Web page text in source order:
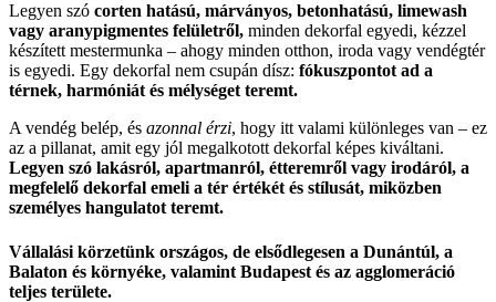
Legyen szó corten hatású, márványos, betonhatású, limewash
vagy aranypigmentes felületről, minden dekorfal egyedi, kézzel
készített mestermunka – ahogy minden otthon, iroda vagy vendégtér
is egyedi. Egy dekorfal nem csupán dísz: fókuszpontot ad a
térnek, harmóniát és mélységet teremt.
A vendég belép, és azonnal érzi, hogy itt valami különleges van – ez
az a pillanat, amit egy jól megalkotott dekorfal képes kiváltani.
Legyen szó lakásról, apartmanról, étteremről vagy irodáról, a
megfelelő dekorfal emeli a tér értékét és stílusát, miközben
személyes hangulatot teremt.
Vállalási körzetünk országos, de elsődlegesen a Dunántúl, a
Balaton és környéke, valamint Budapest és az agglomeráció
teljes területe.